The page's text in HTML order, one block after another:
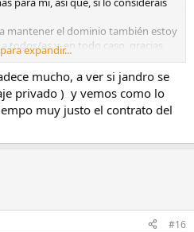
mantener el dominio también estoy
todos/as y, en todo caso, gracias
as, ..., casi núnca pongo un
expandir...
mucho, a ver si jandro se
privado ) y vemos como lo
muy justo el contrato del
#16